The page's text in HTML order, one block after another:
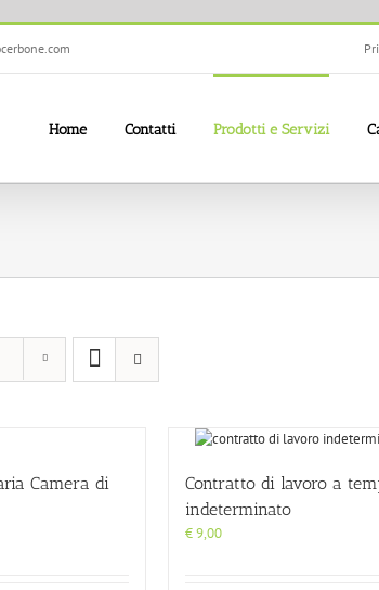
Home Contatti Prodotti e Servizi
Camera di
Contratto di lavoro a
indeterminato
€9,00